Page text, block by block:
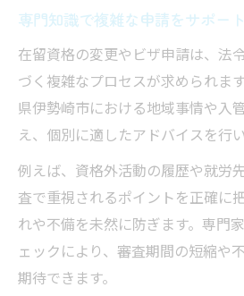
専門知識で複雑な申請をサポート
在留資格の変更やビザ申請は、法
づく複雑なプロセスが求められま
県伊勢崎市における地域事情や入
え、個別に適したアドバイスを行い
例えば、資格外活動の履歴や就労
査で重視されるポイントを正確に
れや不備を未然に防ぎます。専門
ェックにより、審査期間の短縮や
期待できます。